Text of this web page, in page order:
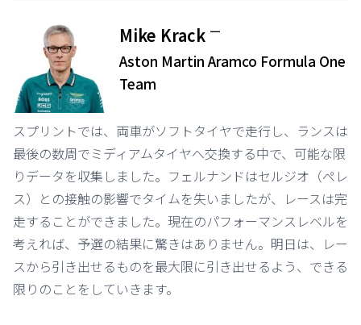
Mike Krack ー
Aston Martin Aramco Formula One
Team
スプリントでは、両車がソフトタイヤで走行し、ランスは
最後の数周でミディアムタイヤへ交換する中で、可能な限
りデータを収集しました。フェルナンドはセルジオ（ペレ
ス）との接触の影響でタイムを失いましたが、レースは完
走することができました。現在のパフォーマンスレベルを
考えれば、予選の結果に驚きはありません。明日は、レー
スから引き出せるものを最大限に引き出せるよう、できる
限りのことをしていきます。